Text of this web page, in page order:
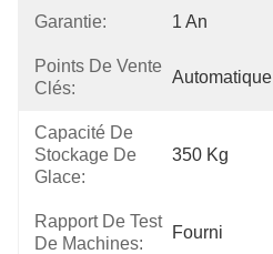
Garantie: 1 An
Points De Vente
Clés:
Automatique
Capacité De
Stockage De
Glace:
350 Kg
Rapport De Test
De Machines:
Fourni